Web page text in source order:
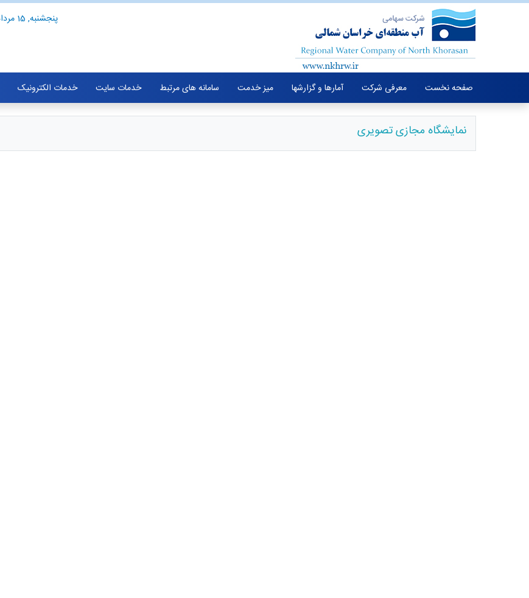
پنجشنبه, 15 مرداد 1405
صفحه نخست معرفی شرکت آمارها و گزارشها میز خدمت سامانه های مرتبط خدمات سایت خدمات الکترونیک
نمایشگاه مجازی تصویری